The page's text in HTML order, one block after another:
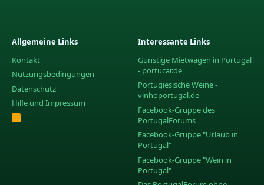
Allgemeine Links
Kontakt
Nutzungsbedingungen
Datenschutz
Hilfe und Impressum
R
S
Interessante Links
Günstige Mietwagen in Portugal
- portucar.de
Portugiesische Weine -
vinhoportugal.de
Facebook-Gruppe des
PortugalForums
Facebook-Gruppe "Urlaub in
Portugal"
Facebook-Gruppe "Wein in
Portugal"